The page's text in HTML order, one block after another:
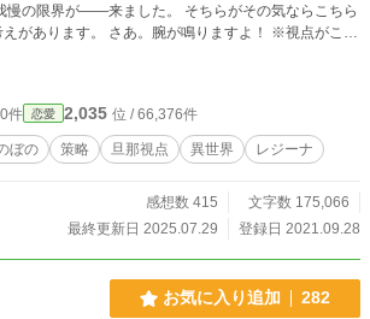
があります。 さあ。腕が鳴りますよ！ ※視点がころ
年10月１日、HOTランキング１
ました。お読みいただいている皆様方、誠にありが
います。
件 恋愛 2,035 位 / 66,376件
ぼの 策略 旦那視点 異世界 レジーナ
感想数 415
文字数 175,066
最終更新日 2025.07.29
登録日 2021.09.28
お気に入り追加 282